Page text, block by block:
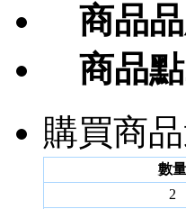
商品品
商品
購買商
數量
2